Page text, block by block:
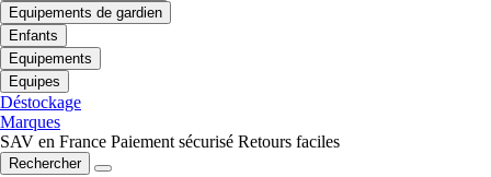
Equipements de gardien
Enfants
Equipements
Equipes
Déstockage
Marques
SAV en France Paiement sécurisé Retours faciles
Rechercher